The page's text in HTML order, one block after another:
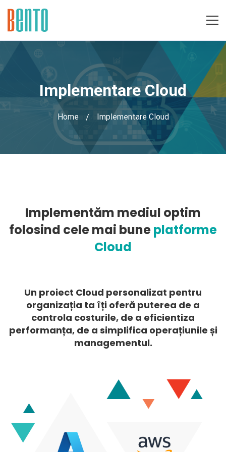
Implementare Cloud
Home Implementare Cloud
Implementare
Implementăm mediul optim
folosind cele mai buneplatforme
Cloud
Un proiect Cloud personalizat pentru
organizația ta îți oferă puterea de a
controla costurile, de a eficientiza
performanța, de a simplifica operațiunile și
managementul.